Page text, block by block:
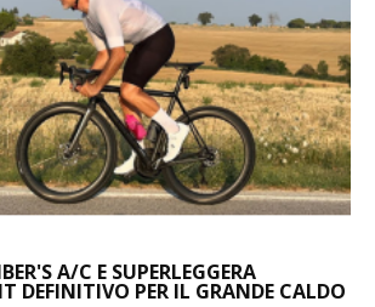
A/C E SUPERLEGGERA
DEFINITIVO PER IL GRANDE CALDO